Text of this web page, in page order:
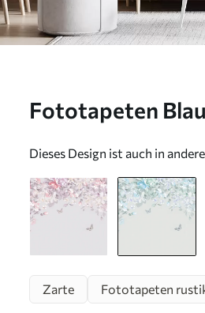
Fototapeten
Dieses Design ist auch in
Zarte Fototapeten